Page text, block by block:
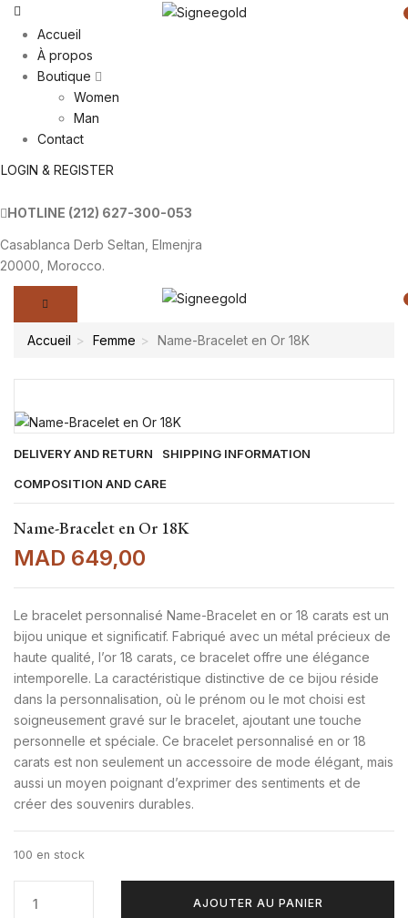
Accueil
À propos
Boutique
Women
Man
Contact
LOGIN & REGISTER
HOTLINE (212) 627-300-053
Casablanca Derb Seltan, Elmenjra
20000, Morocco.
Accueil Femme Name-Bracelet en Or 18K
DELIVERY AND RETURN SHIPPING INFORMATION
COMPOSITION AND CARE
Name-Bracelet en Or 18K
MAD 649,00
Le bracelet personnalisé Name-Bracelet en or 18 carats est un
bijou unique et significatif. Fabriqué avec un métal précieux de
haute qualité, l’or 18 carats, ce bracelet offre une élégance
intemporelle. La caractéristique distinctive de ce bijou réside
dans la personnalisation, où le prénom ou le mot choisi est
soigneusement gravé sur le bracelet, ajoutant une touche
personnelle et spéciale. Ce bracelet personnalisé en or 18
carats est non seulement un accessoire de mode élégant, mais
aussi un moyen poignant d’exprimer des sentiments et de
créer des souvenirs durables.
100 en stock
AJOUTER AU PANIER